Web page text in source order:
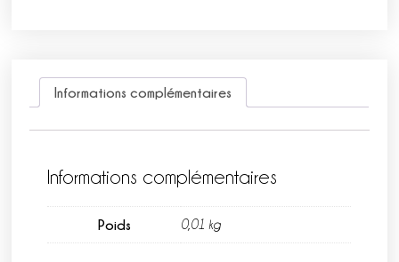
Informations complémentaires
Informations complémentaires
Poids 0,01 kg